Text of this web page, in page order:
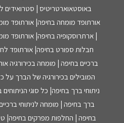
באוסטאוארטריטיס | סטרואידים
אורתופד מומחה בחיפה| אורתופד
| ארתרוסקופיה בחיפה| אורתופד
חבלות ספורט בחיפה| אורתופד
ברכיים בחיפה | מומחה בכירורגיה
המובילים בכירורגיה של הברך על
ניתוחי ברך בחיפה| כל סוגי
ברך בחיפה | מומחה לניתוחי
בחיפה | החלפות מפרקים בחיפה|